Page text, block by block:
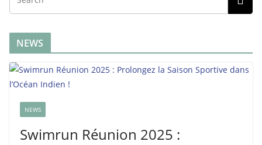
NEWS
NEWS
Swimrun Réunion 2025 :